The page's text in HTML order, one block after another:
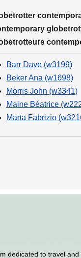
Barr Dave (w3199)
Beker Ana (w1698)
Morris John (w3341)
Maine Béatrice
Marta Fabrizio
dedicated to travel and